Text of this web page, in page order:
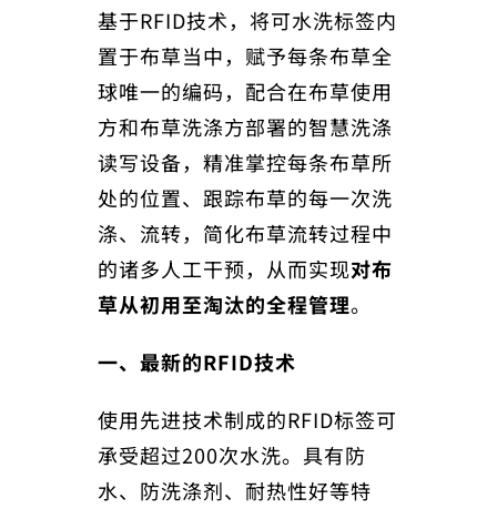
基于RFID技术，将可水洗标签内
置于布草当中，赋予每条布草全
球唯一的编码，配合在布草使用
方和布草洗涤方部署的智慧洗涤
读写设备，精准掌控每条布草所
处的位置、跟踪布草的每一次洗
涤、流转，简化布草流转过程中
的诸多人工干预，从而实现对布
草从初用至淘汰的全程管理。
一、最新的RFID技术
使用先进技术制成的RFID标签可
承受超过200次水洗。具有防
水、防洗涤剂、耐热性好等特